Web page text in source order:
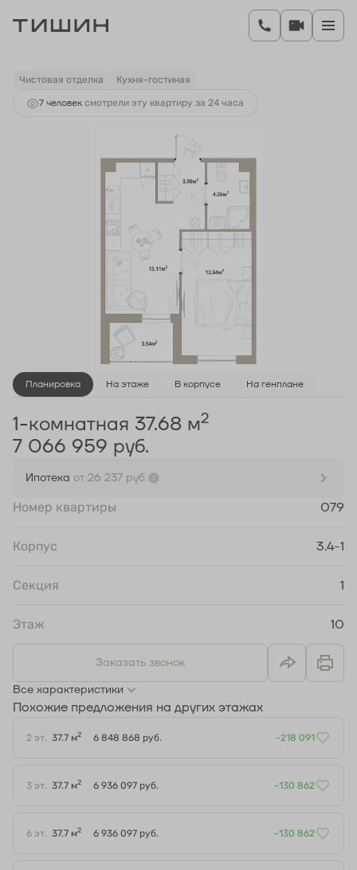
1-комнатная 37.68 м 7 066 959 руб.
Ипотекаот 26 237 руб.
Чистовая отделка Кухня-гостиная
7 человек смотрели эту квартиру за 24 часа
Планировка На этаже В корпусе На генплане
1-комнатная 37.68 м2
7 066 959 руб.
Ипотека от 26 237 руб.
Номер квартиры 079
Корпус 3.4-1
Секция 1
Этаж 10
Заказать звонок
Все характеристики
Похожие предложения на других этажах
2 эт. 37.7 м2 6 848 868 руб. -218 091
3 эт. 37.7 м2 6 936 097 руб. -130 862
6 эт. 37.7 м2 6 936 097 руб. -130 862